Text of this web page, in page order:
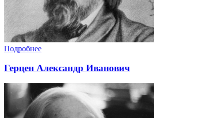
Подробнее
Герцен Александр Иванович